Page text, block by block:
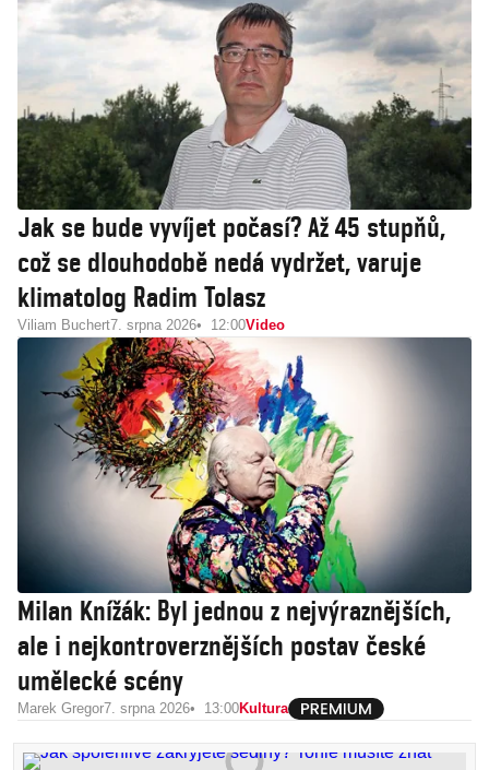
Jak se bude vyvíjet počasí? Až 45 stupňů,
což se dlouhodobě nedá vydržet, varuje
klimatolog Radim Tolasz
Viliam Buchert7. srpna 2026 12:00Video
Milan Knížák: Byl jednou z nejvýraznějších,
ale i nejkontroverznějších postav české
umělecké scény
Marek Gregor7. srpna 2026 13:00Kultura